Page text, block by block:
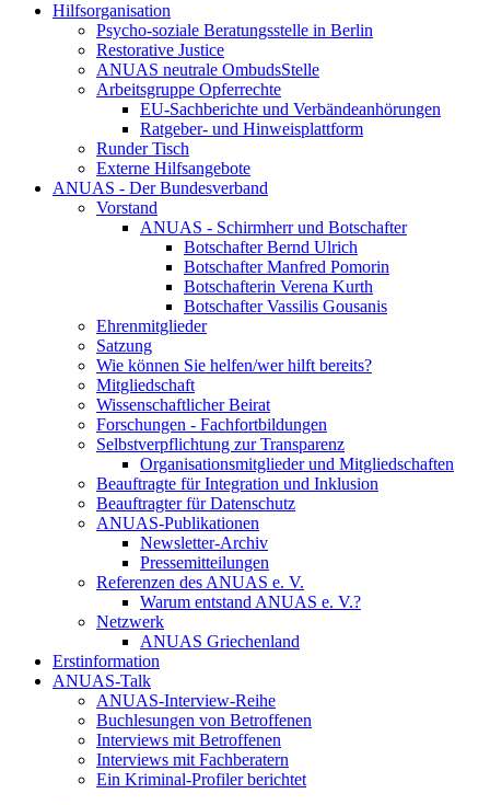
Hilfsorganisation
Psycho-soziale Beratungsstelle in Berlin
Restorative Justice
ANUAS neutrale OmbudsStelle
Arbeitsgruppe Opferrechte
EU-Sachberichte und Verbändeanhörungen
Ratgeber- und Hinweisplattform
Runder Tisch
Externe Hilfsangebote
ANUAS - Der Bundesverband
Vorstand
ANUAS - Schirmherr und Botschafter
Botschafter Bernd Ulrich
Botschafter Manfred Pomorin
Botschafterin Verena Kurth
Botschafter Vassilis Gousanis
Ehrenmitglieder
Satzung
Wie können Sie helfen/wer hilft bereits?
Mitgliedschaft
Wissenschaftlicher Beirat
Forschungen - Fachfortbildungen
Selbstverpflichtung zur Transparenz
Organisationsmitglieder und Mitgliedschaften
Beauftragte für Integration und Inklusion
Beauftragter für Datenschutz
ANUAS-Publikationen
Newsletter-Archiv
Pressemitteilungen
Referenzen des ANUAS e. V.
Warum entstand ANUAS e. V.?
Netzwerk
ANUAS Griechenland
Erstinformation
ANUAS-Talk
ANUAS-Interview-Reihe
Buchlesungen von Betroffenen
Interviews mit Betroffenen
Interviews mit Fachberatern
Ein Kriminal-Profiler berichtet